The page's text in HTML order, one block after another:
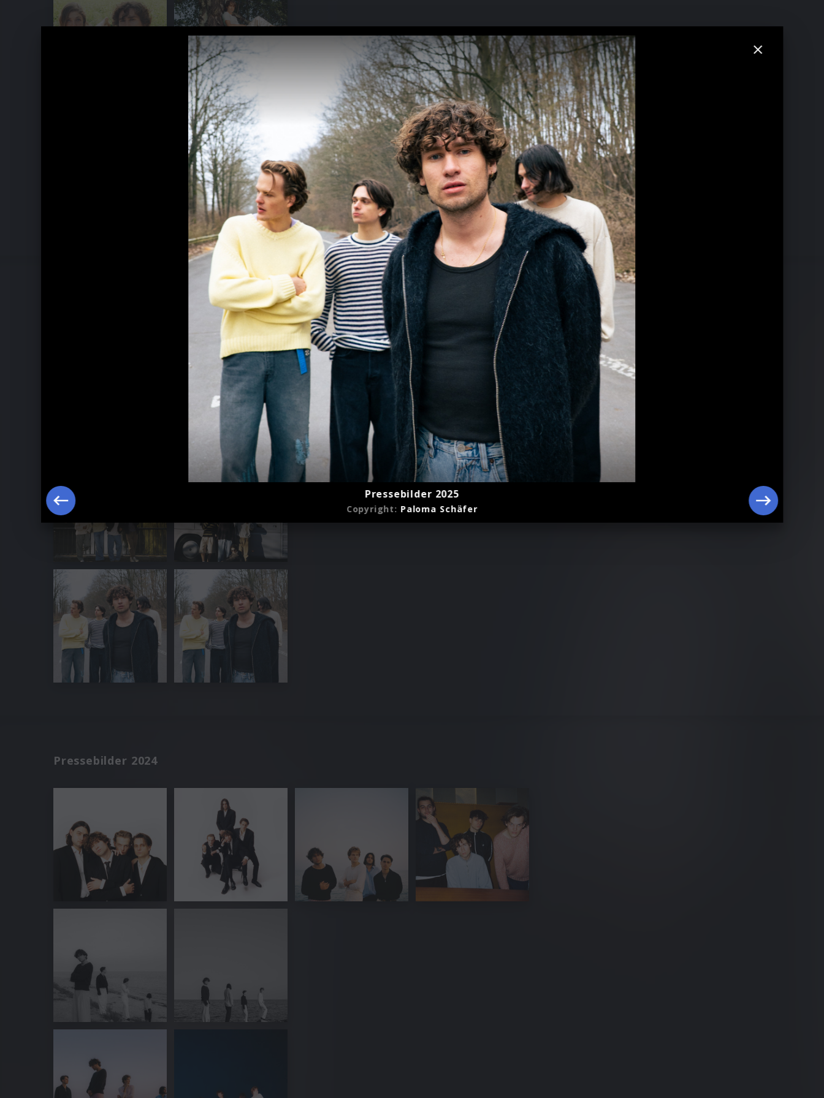
Pressebilder 2024
Pressebilder 2025
Copyright: Paloma Schäfer